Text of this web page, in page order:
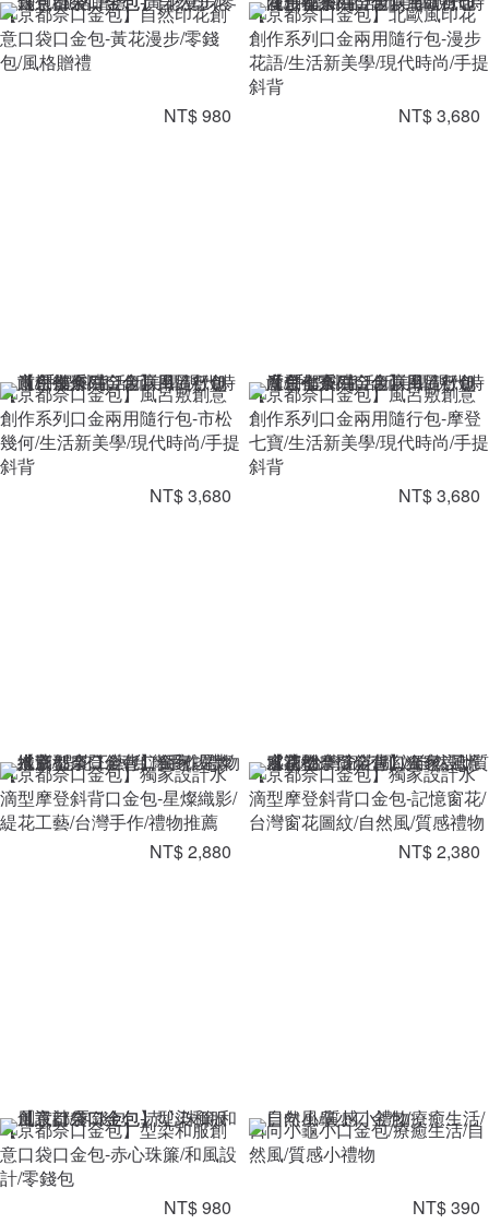
【京都奈口金包】自然印花創
意口袋口金包-黃花漫步/零錢
包/風格贈禮
NT$ 980
【京都奈口金包】北歐風印花
創作系列口金兩用隨行包-漫步
花語/生活新美學/現代時尚/手提
斜背
NT$ 3,680
【京都奈口金包】風呂敷創意
創作系列口金兩用隨行包-市松
幾何/生活新美學/現代時尚/手提
斜背
NT$ 3,680
【京都奈口金包】風呂敷創意
創作系列口金兩用隨行包-摩登
七寶/生活新美學/現代時尚/手提
斜背
NT$ 3,680
【京都奈口金包】獨家設計水
滴型摩登斜背口金包-星燦織影/
緹花工藝/台灣手作/禮物推薦
NT$ 2,880
【京都奈口金包】獨家設計水
滴型摩登斜背口金包-記憶窗花/
台灣窗花圖紋/自然風/質感禮物
NT$ 2,380
【京都奈口金包】型染和服創
意口袋口金包-赤心珠簾/和風設
計/零錢包
NT$ 980
日向小龜小口金包/療癒生活/自
然風/質感小禮物
NT$ 390